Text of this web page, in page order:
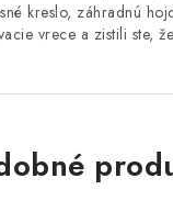
kreslo, záhradnú
vrece a zistili ste,